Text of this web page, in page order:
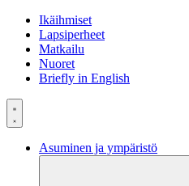
Ikäihmiset
Lapsiperheet
Matkailu
Nuoret
Briefly in English
Asuminen ja ympäristö